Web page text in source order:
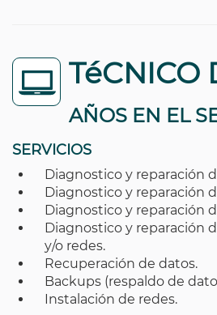
TéCNICO
AÑOS EN EL
SERVICIOS
Diagnostico y reparación
Diagnostico y reparación
Diagnostico y reparación
Diagnostico y reparación
y/o redes.
Recuperación de datos.
Backups (respaldo de
Instalación de redes.